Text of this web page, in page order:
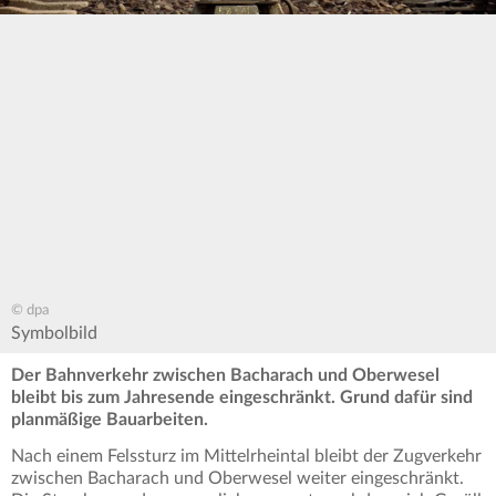
© dpa
Symbolbild
Der Bahnverkehr zwischen Bacharach und Oberwesel
bleibt bis zum Jahresende eingeschränkt. Grund dafür sind
planmäßige Bauarbeiten.
Nach einem Felssturz im Mittelrheintal bleibt der Zugverkehr
zwischen Bacharach und Oberwesel weiter eingeschränkt.